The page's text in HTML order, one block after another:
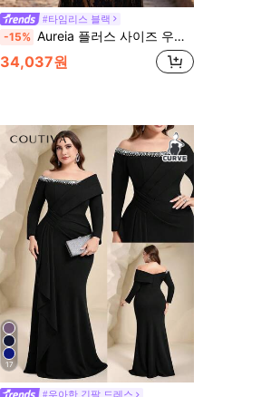
#타임리스 블랙
-15% Aureia 플러스 사이즈 우아한 럭셔리 블랙 시퀸 레이스 패치워크 메쉬 오프 숄더 머메이드 헴 패치워크 삼각형 메쉬 드레스, 이브닝 파티, 갈라, 데이트, 휴가, 웨딩, 뮤직 페스티벌, 공식 행사용 (정교한 디자인)
34,037원
17
#우아한 긴팔 드레스